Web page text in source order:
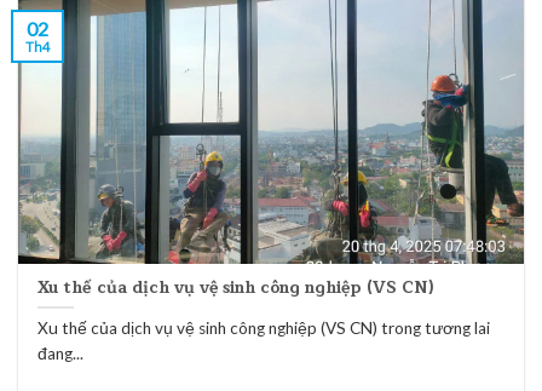
Xu thế của dịch vụ vệ sinh công nghiệp (VS CN)
Xu thế của dịch vụ vệ sinh công nghiệp (VS CN) trong tương lai
đang...
02
Th4